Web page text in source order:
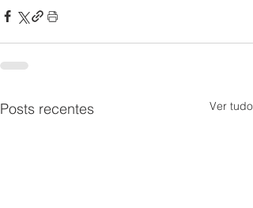
Posts recentes Ver tudo